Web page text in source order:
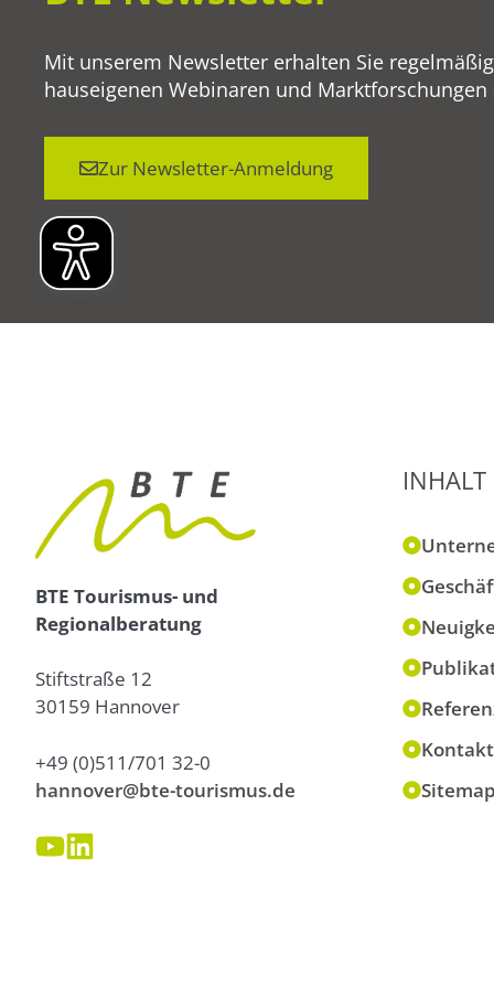
Mit unserem Newsletter erhalten Sie
hauseigenen Webinaren und
Zur Newsletter-Anmeldung
BTE Tourismus- und
Regionalberatung
Stiftstraße 12
30159 Hannover
+49 (0)511/701 32-0
hannover@bte-tourismus.de
INHALT
Kontakt
Sitemap